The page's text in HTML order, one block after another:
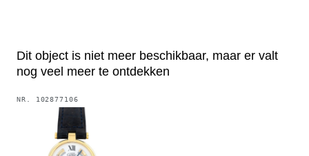
Dit object is niet meer beschikbaar, maar er valt
nog veel meer te ontdekken
NR. 102877106